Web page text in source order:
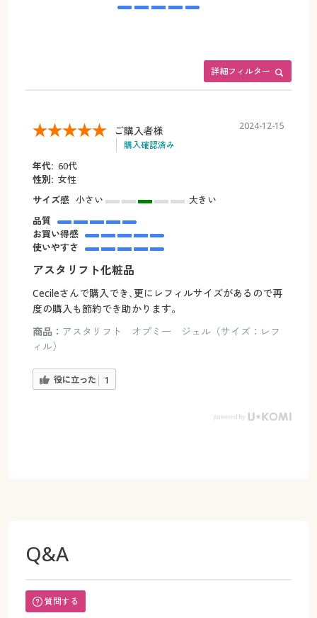
詳細フィルター
ご購入者様
購入確認済み
2024-12-15
年代: 60代
性別: 女性
サイズ感 小さい
大きい
品質
お買い得感
使いやすさ
アスタリフト化粧品
Cecileさんで購入でき､更にレフィルサイズがあるので再
度の購入も節約でき助かります。
商品： アスタリフト オプミー ジェル（サイズ：レフ
ィル）
役に立った 1
Q&A
質問する